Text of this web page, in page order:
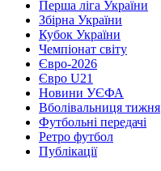
Перша ліга України
Збірна України
Кубок України
Чемпіонат світу
Євро-2026
Євро U21
Новини УЄФА
Вболівальниця тижня
Футбольні передачі
Ретро футбол
Публікації